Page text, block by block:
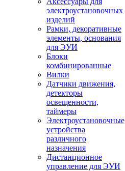
электроустановочных
изделий
Рамки, декоративные
элементы, основания
для ЭУИ
Блоки
комбинированные
Вилки
Датчики движения,
детекторы
освещенности,
таймеры
Электроустановочные
устройства
различного
назначения
Дистанционное
управление для ЭУИ